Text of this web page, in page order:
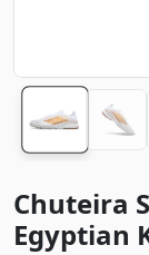
Chuteira
Egyptian